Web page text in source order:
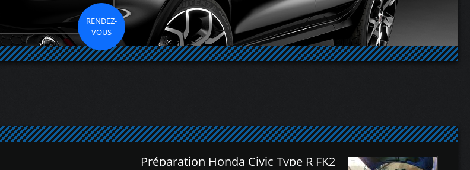
RENDEZ-
VOUS
Préparation Honda Civic Type R FK2